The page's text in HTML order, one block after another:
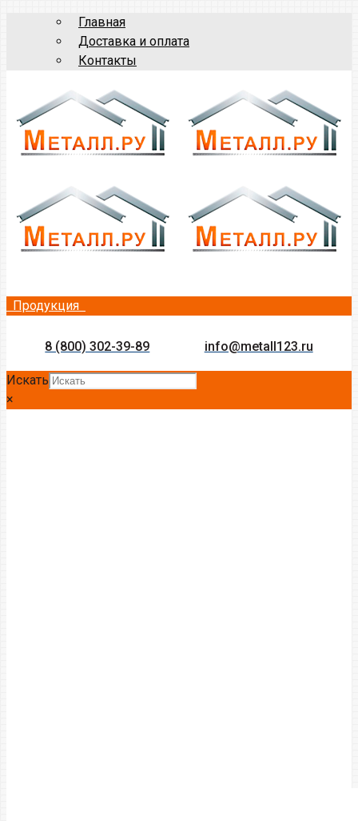
Главная
Доставка и оплата
Контакты
Продукция
8 (800) 302-39-89 info@metall123.ru
Искать
×